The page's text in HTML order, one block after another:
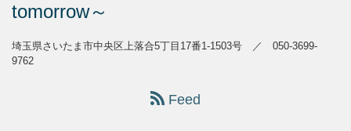
tomorrow～
埼玉県さいたま市中央区上落合5丁目17番1-1503号 ／ 050-3699-
9762
Feed